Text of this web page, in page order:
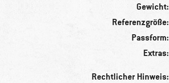
Gewicht:
Referenzgröße:
Passform:
Extras:
Rechtlicher Hinweis: